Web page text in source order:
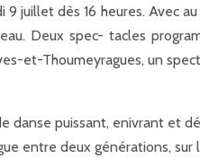
juillet dès 16 heures. Avec
Deux spec- tacles
et-Thoumeyragues, un
danse puissant, enivrant et
entre deux générations, sur